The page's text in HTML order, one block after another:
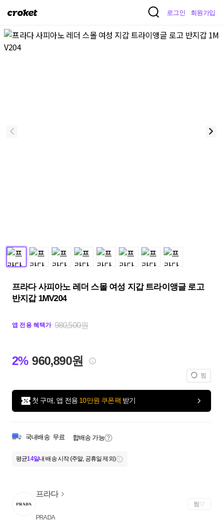
크
켓
로그인 회원가입
프라다 사피아노 레더 스몰 여성 지갑 트라이앵글 로고
반지갑 1MV204
앱 전용 혜택가 980,500원
2% 960,890원
찜
첫 구매, 앱 전용 10만원 쿠폰팩 받기
국내배송 무료 합배송 가능
평균14일내 배송 시작 (주말, 공휴일 제외)
프라다
PRADA
찜